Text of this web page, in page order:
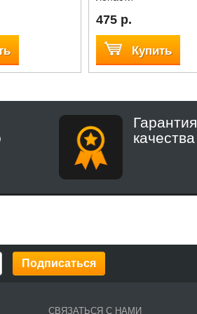
475 р.
Купить
Гарантия
качества
СВЯЗАТЬСЯ С НАМИ